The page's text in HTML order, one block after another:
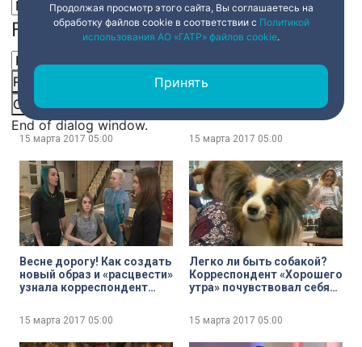
Font Family
Reset restore all settings to the default values
Close Modal Dialog
End of dialog window.
Домашняя оранжерея: как
орхидеи
15 марта 2017 05:00
Фитнес для обжор: как
фигуру?
15 марта 2017 05:00
Весне дорогу! Как создать
новый образ и «расцвести»
узнала корреспондент
15 марта 2017 05:00
Легко ли быть собакой?
Корреспондент «Хорошего
утра» почувствовал себя
на «Зоошоу» в Ленэкспо
15 марта 2017 05:00
Продолжая просмотр этого сайта, Вы соглашаетесь на
обработку файлов cookie в соответствии с Политикой
использования АО «ГАТР» файлов cookie.
Принять